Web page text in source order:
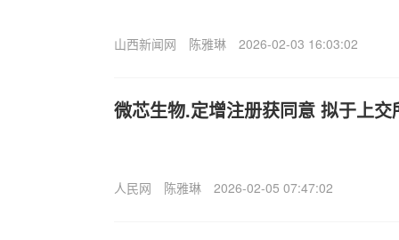
山西新闻网 陈雅琳 2026-02-03 16:03:02
微芯生物.定增注册获同意 拟于上交
人民网 陈雅琳 2026-02-05 07:47:02